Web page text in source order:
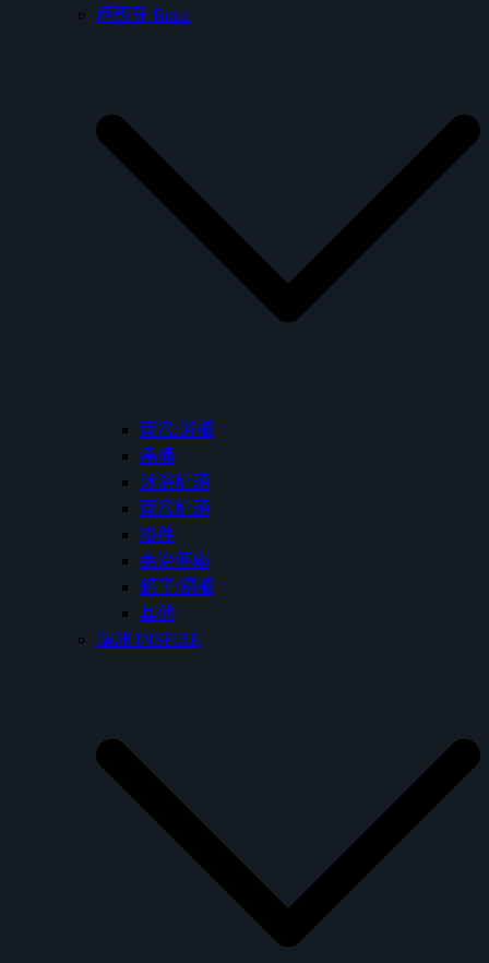
西班牙 Roca
面盆/浴櫃
馬桶
沐浴龍頭
面盆龍頭
掛件
免治便座
鏡子/鏡櫃
其他
澳洲 INSPiRE